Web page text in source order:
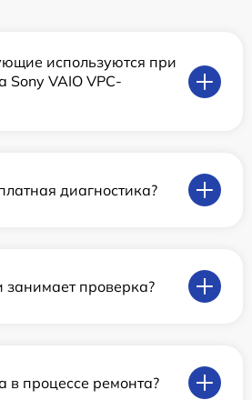
используются при
Sony VAIO VPC-
диагностика?
занимает проверка?
в процессе ремонта?